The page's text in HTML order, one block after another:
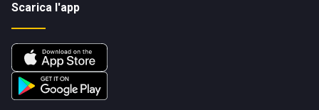
Scarica l'app